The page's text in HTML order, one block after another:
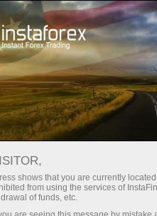
กับ InstaForex คุณ
สเปรดต่ำมาก — กำไ
โบนัส 30%
shows that you are currently
from using the services of
of funds, etc.